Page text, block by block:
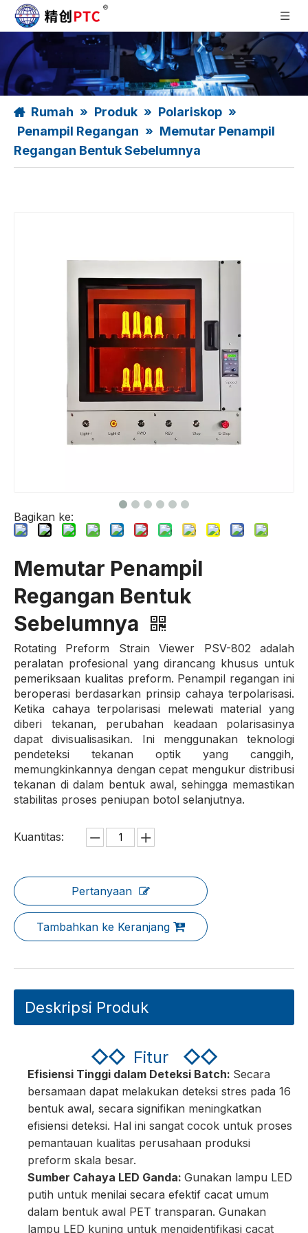
Rumah » Produk » Polariskop »
Penampil Regangan » Memutar Penampil
Regangan Bentuk Sebelumnya
Bagikan ke:
Memutar Penampil
Regangan Bentuk
Sebelumnya
Rotating Preform Strain Viewer PSV-802 adalah
peralatan profesional yang dirancang khusus untuk
pemeriksaan kualitas preform. Penampil regangan ini
beroperasi berdasarkan prinsip cahaya terpolarisasi.
Ketika cahaya terpolarisasi melewati material yang
diberi tekanan, perubahan keadaan polarisasinya
dapat divisualisasikan. Ini menggunakan teknologi
pendeteksi tekanan optik yang canggih,
memungkinkannya dengan cepat mengukur distribusi
tekanan di dalam bentuk awal, sehingga memastikan
stabilitas proses peniupan botol selanjutnya.
Kuantitas:
Pertanyaan
Tambahkan ke Keranjang
Deskripsi Produk
◇◇ Fitur ◇◇
Efisiensi Tinggi dalam Deteksi Batch: Secara
bersamaan dapat melakukan deteksi stres pada 16
bentuk awal, secara signifikan meningkatkan
efisiensi deteksi. Hal ini sangat cocok untuk proses
pemantauan kualitas perusahaan produksi
preform skala besar.
Sumber Cahaya LED Ganda: Gunakan lampu LED
putih untuk menilai secara efektif cacat umum
dalam bentuk awal PET transparan. Gunakan
lampu LED kuning untuk mengidentifikasi cacat